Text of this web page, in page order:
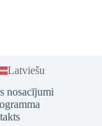
Latviešu
nosacījumi